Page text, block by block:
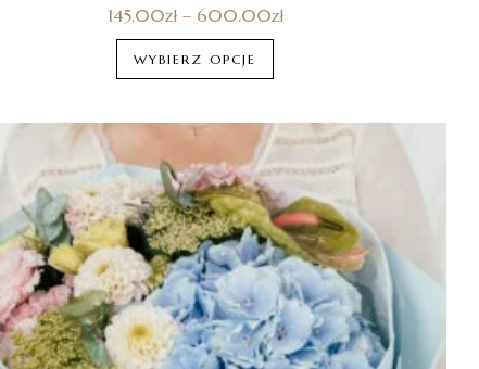
145.00zł– 600.00zł
WYBIERZ OPCJE